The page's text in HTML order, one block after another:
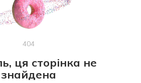
404
ця сторінка не
знайдена